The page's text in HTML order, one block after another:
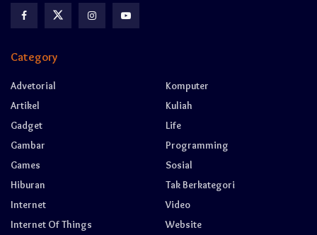
Category
Advetorial
Artikel
Gadget
Gambar
Games
Hiburan
Internet
Internet Of Things
Komputer
Kuliah
Life
Programming
Sosial
Tak Berkategori
Video
Website